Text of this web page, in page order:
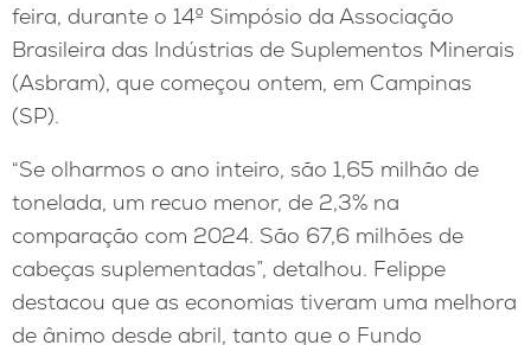
feira, durante o 14º Simpósio da Associação
Brasileira das Indústrias de Suplementos Minerais
(Asbram), que começou ontem, em Campinas
(SP).
“Se olharmos o ano inteiro, são 1,65 milhão de
tonelada, um recuo menor, de 2,3% na
comparação com 2024. São 67,6 milhões de
cabeças suplementadas”, detalhou. Felippe
destacou que as economias tiveram uma melhora
de ânimo desde abril, tanto que o Fundo